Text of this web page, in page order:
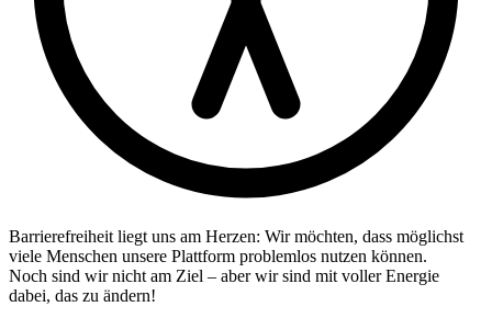
Barrierefreiheit liegt uns am Herzen: Wir möchten, dass möglichst
viele Menschen unsere Plattform problemlos nutzen können.
Noch sind wir nicht am Ziel – aber wir sind mit voller Energie
dabei, das zu ändern!